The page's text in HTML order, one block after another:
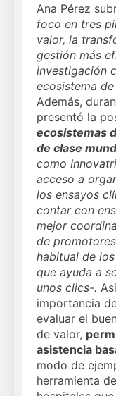
Ana Pérez
foco en tres
valor, la
gestión más
investigación
ecosistema
Además,
presentó la
ecosistemas
de clase
como
acceso a
los ensayos
contar con
mejor
de
habitual de
que ayuda a
unos clics-.
importancia
evaluar el
de valor,
asistencia
modo de
herramienta